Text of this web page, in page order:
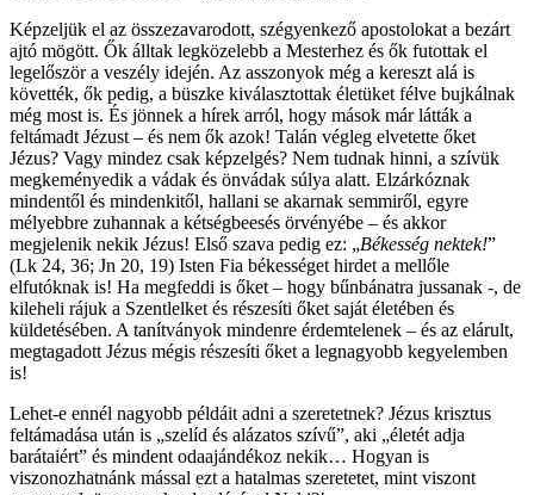
Képzeljük el az összezavarodott, szégyenkező apostolokat a bezárt
ajtó mögött. Ők álltak legközelebb a Mesterhez és ők futottak el
legelőször a veszély idején. Az asszonyok még a kereszt alá is
követték, ők pedig, a büszke kiválasztottak életüket félve bujkálnak
még most is. És jönnek a hírek arról, hogy mások már látták a
feltámadt Jézust – és nem ők azok! Talán végleg elvetette őket
Jézus? Vagy mindez csak képzelgés? Nem tudnak hinni, a szívük
megkeményedik a vádak és önvádak súlya alatt. Elzárkóznak
mindentől és mindenkitől, hallani se akarnak semmiről, egyre
mélyebbre zuhannak a kétségbeesés örvényébe – és akkor
megjelenik nekik Jézus! Első szava pedig ez: „Békesség nektek!”
(Lk 24, 36; Jn 20, 19) Isten Fia békességet hirdet a mellőle
elfutóknak is! Ha megfeddi is őket – hogy bűnbánatra jussanak -, de
kileheli rájuk a Szentlelket és részesíti őket saját életében és
küldetésében. A tanítványok mindenre érdemtelenek – és az elárult,
megtagadott Jézus mégis részesíti őket a legnagyobb kegyelemben
is!
Lehet-e ennél nagyobb példáit adni a szeretetnek? Jézus krisztus
feltámadása után is „szelíd és alázatos szívű”, aki „életét adja
barátaiért” és mindent odaajándékoz nekik… Hogyan is
viszonozhatnánk mással ezt a hatalmas szeretetet, mint viszont